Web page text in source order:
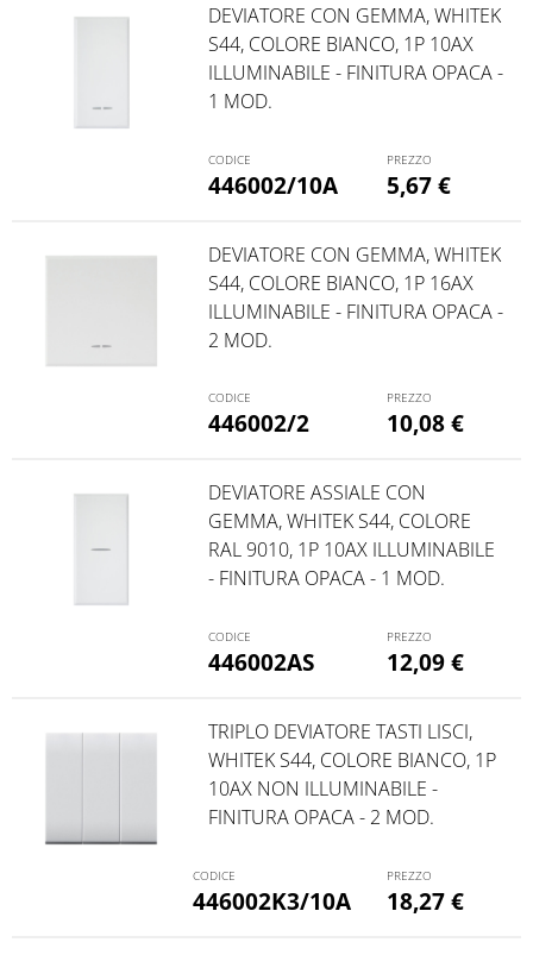
446002/10A
DEVIATORE CON GEMMA, WHITEK
S44, COLORE BIANCO, 1P 10AX
ILLUMINABILE - FINITURA OPACA -
1 MOD.
5,67€
446002/2
DEVIATORE CON GEMMA, WHITEK
S44, COLORE BIANCO, 1P 16AX
ILLUMINABILE - FINITURA OPACA -
2 MOD.
10,08€
446002AS
DEVIATORE ASSIALE CON
GEMMA, WHITEK S44, COLORE
RAL 9010, 1P 10AX ILLUMINABILE
- FINITURA OPACA - 1 MOD.
12,09€
446002K3/10A
TRIPLO DEVIATORE TASTI LISCI,
WHITEK S44, COLORE BIANCO, 1P
10AX NON ILLUMINABILE -
FINITURA OPACA - 2 MOD.
18,27€